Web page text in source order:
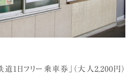
1日フリー乗車券」（大人2,200円）